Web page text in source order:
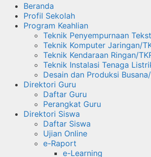
Beranda
Profil Sekolah
Program Keahlian
Teknik Penyempurnaan
Teknik Komputer Jaringan/
Teknik Kendaraan Ringan/
Teknik Instalasi Tenaga
Desain dan Produksi
Direktori Guru
Daftar Guru
Perangkat Guru
Direktori Siswa
Daftar Siswa
Ujian Online
e-Raport
e-Learning